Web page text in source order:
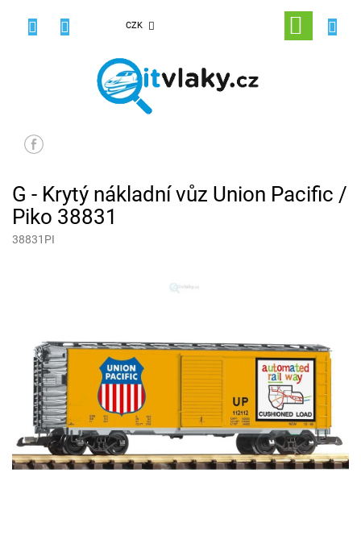
CZK
NÁKUPNÍ
KOŠÍK
G - Krytý nákladní vůz Union Pacific /
Piko 38831
38831PI